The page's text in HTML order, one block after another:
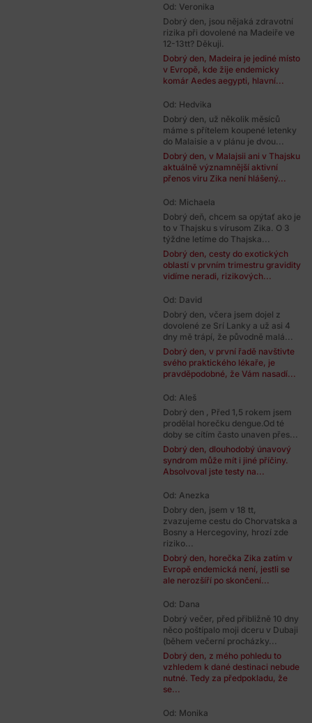
Od: Veronika
Dobrý den, jsou nějaká zdravotní
rizika při dovolené na Madeiře ve
12-13tt? Děkuji.
Dobrý den, Madeira je jediné místo
v Evropě, kde žije endemicky
komár Aedes aegypti, hlavní...
Od: Hedvika
Dobrý den, už několik měsíců
máme s přítelem koupené letenky
do Malaisie a v plánu je dvou...
Dobrý den, v Malajsii ani v Thajsku
aktuálně významnější aktivní
přenos viru Zika není hlášený...
Od: Michaela
Dobrý deň, chcem sa opýtať ako je
to v Thajsku s vírusom Zika. O 3
týždne letíme do Thajska...
Dobrý den, cesty do exotických
oblastí v prvním trimestru gravidity
vidíme neradi, rizikových...
Od: David
Dobrý den, včera jsem dojel z
dovolené ze Srí Lanky a už asi 4
dny mě trápí, že původně malá...
Dobrý den, v první řadě navštivte
svého praktického lékaře, je
pravděpodobné, že Vám nasadí...
Od: Aleš
Dobrý den , Před 1,5 rokem jsem
prodělal horečku dengue.Od té
doby se cítím často unaven přes...
Dobrý den, dlouhodobý únavový
syndrom může mít i jiné příčiny.
Absolvoval jste testy na...
Od: Anezka
Dobry den, jsem v 18 tt,
zvazujeme cestu do Chorvatska a
Bosny a Hercegoviny, hrozí zde
riziko...
Dobrý den, horečka Zika zatím v
Evropě endemická není, jestli se
ale nerozšíří po skončení...
Od: Dana
Dobrý večer, před přibližně 10 dny
něco poštípalo moji dceru v Dubaji
(během večerní procházky...
Dobrý den, z mého pohledu to
vzhledem k dané destinaci nebude
nutné. Tedy za předpokladu, že
se...
Od: Monika